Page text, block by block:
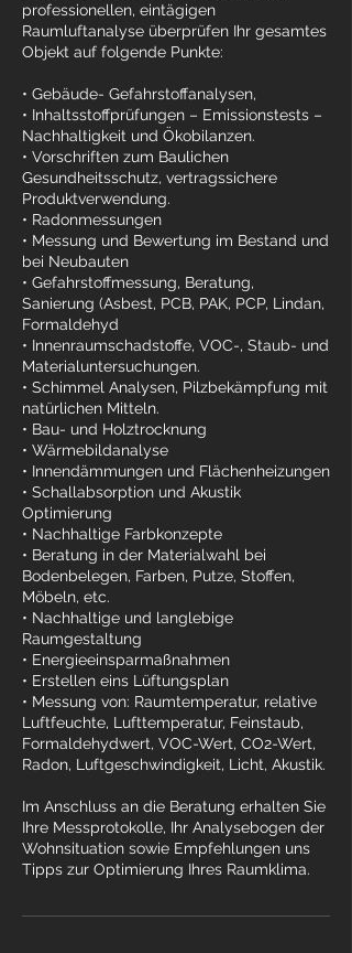
professionellen, eintägigen
Raumluftanalyse überprüfen Ihr gesamtes
Objekt auf folgende Punkte:
• Gebäude- Gefahrstoffanalysen,
• Inhaltsstoffprüfungen – Emissionstests –
Nachhaltigkeit und Ökobilanzen.
• Vorschriften zum Baulichen
Gesundheitsschutz, vertragssichere
Produktverwendung.
• Radonmessungen
• Messung und Bewertung im Bestand und
bei Neubauten
• Gefahrstoffmessung, Beratung,
Sanierung (Asbest, PCB, PAK, PCP, Lindan,
Formaldehyd
• Innenraumschadstoffe, VOC-, Staub- und
Materialuntersuchungen.
• Schimmel Analysen, Pilzbekämpfung mit
natürlichen Mitteln.
• Bau- und Holztrocknung
• Wärmebildanalyse
• Innendämmungen und Flächenheizungen
• Schallabsorption und Akustik
Optimierung
• Nachhaltige Farbkonzepte
• Beratung in der Materialwahl bei
Bodenbelegen, Farben, Putze, Stoffen,
Möbeln, etc.
• Nachhaltige und langlebige
Raumgestaltung
• Energieeinsparmaßnahmen
• Erstellen eins Lüftungsplan
• Messung von: Raumtemperatur, relative
Luftfeuchte, Lufttemperatur, Feinstaub,
Formaldehydwert, VOC-Wert, CO2-Wert,
Radon, Luftgeschwindigkeit, Licht, Akustik.
Im Anschluss an die Beratung erhalten Sie
Ihre Messprotokolle, Ihr Analysebogen der
Wohnsituation sowie Empfehlungen uns